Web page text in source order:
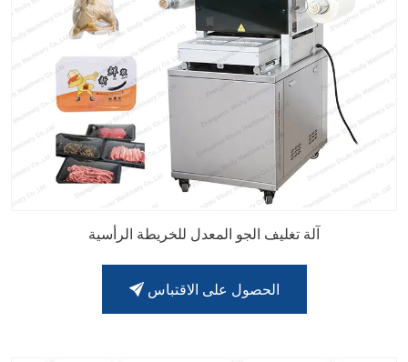
آلة تغليف الجو المعدل للخريطة الرأسية
الحصول على الاقتباس